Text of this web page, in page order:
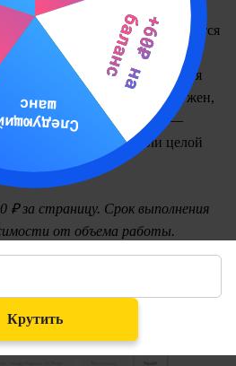
текста, и его можно будет
и Google. Автор не отклонится
факты и смысл, сохранит
того, исправит имеющиеся
ошибки. Рерайт нужен,
и строгая проверка работ —
антиплагиатам или целой
за страницу. Срок выполнения
от объема работы.
Крутить